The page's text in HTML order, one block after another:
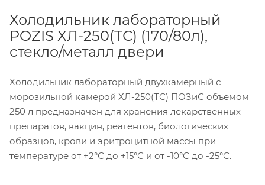
Холодильник лабораторный
POZIS ХЛ-250(ТС) (170/80л),
стекло/металл двери
Холодильник лабораторный двухкамерный с
морозильной камерой ХЛ-250(ТС) ПОЗиС объемом
250 л предназначен для хранения лекарственных
препаратов, вакцин, реагентов, биологических
образцов, крови и эритроцитной массы при
температуре от +2°С до +15°С и от -10°С до -25°С.